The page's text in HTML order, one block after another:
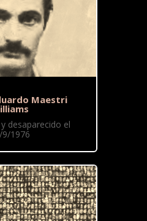
Maestri
desaparecido el
9/1976